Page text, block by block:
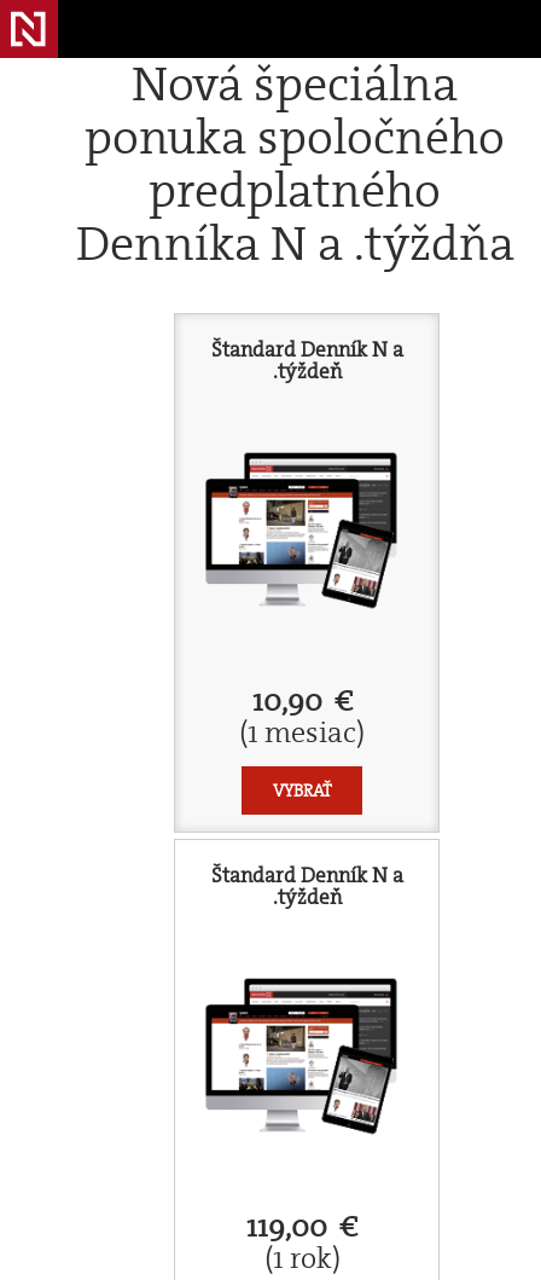
Nová špeciálna
ponuka spoločného
predplatného
Denníka N a .týždňa
Štandard Denník N a
.týždeň
10,90 €
(1 mesiac)
VYBRAŤ
Štandard Denník N a
.týždeň
119,00 €
(1 rok)